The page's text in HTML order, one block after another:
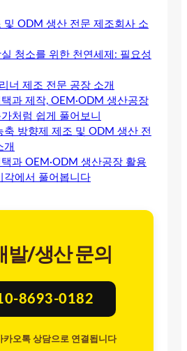
및 ODM 생산 전문 제조회사 소
청소를 위한 천연세제: 필요성
너 제조 전문 공장 소개
과 제작, OEM·ODM 생산공장
처럼 쉽게 풀어보니
축 방향제 제조 및 ODM 생산 전
개
과 OEM·ODM 생산공장 활용
각에서 풀어봅니다
발/생산 문의
8693-0182
오톡 상담으로 연결됩니다